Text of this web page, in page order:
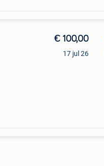
€ 100,00
17 jul 26